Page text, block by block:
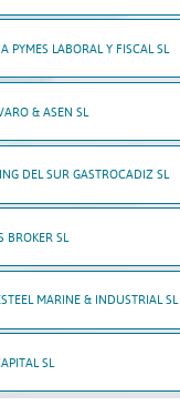
PYMES LABORAL Y FISCAL SL
& ASEN SL
DEL SUR GASTROCADIZ SL
BROKER SL
MARINE & INDUSTRIAL SL
SL